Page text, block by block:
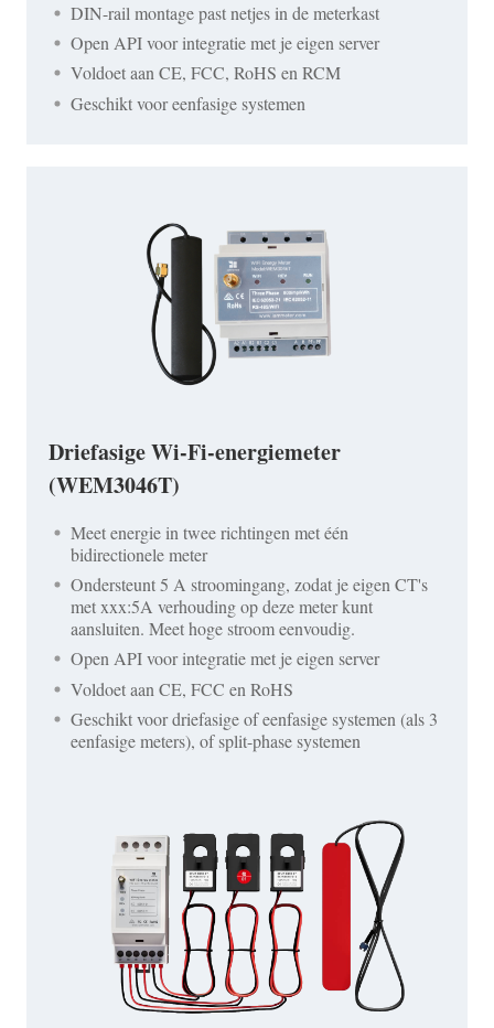
DIN-rail montage past netjes in de meterkast
Open API voor integratie met je eigen server
Voldoet aan CE, FCC, RoHS en RCM
Geschikt voor eenfasige systemen
Driefasige Wi-Fi-energiemeter
(WEM3046T)
Meet energie in twee richtingen met één
bidirectionele meter
Ondersteunt 5 A stroomingang, zodat je eigen CT's
met xxx:5A verhouding op deze meter kunt
aansluiten. Meet hoge stroom eenvoudig.
Open API voor integratie met je eigen server
Voldoet aan CE, FCC en RoHS
Geschikt voor driefasige of eenfasige systemen (als 3
eenfasige meters), of split-phase systemen